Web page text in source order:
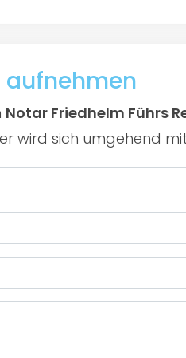
Notar Friedhelm Führs
wird sich umgehend